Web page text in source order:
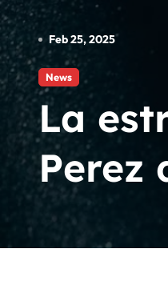
Feb 25, 2025
News
La
Perez